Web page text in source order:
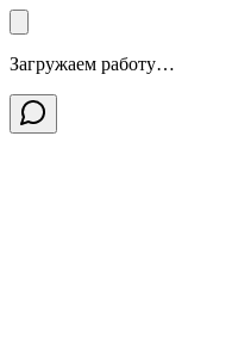
Загружаем работу…